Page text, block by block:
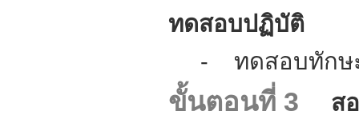
ทดสอบปฏิบัติ
- ทดสอบทักษะเกี่ยว
ขั้นตอนที่ 3
ส